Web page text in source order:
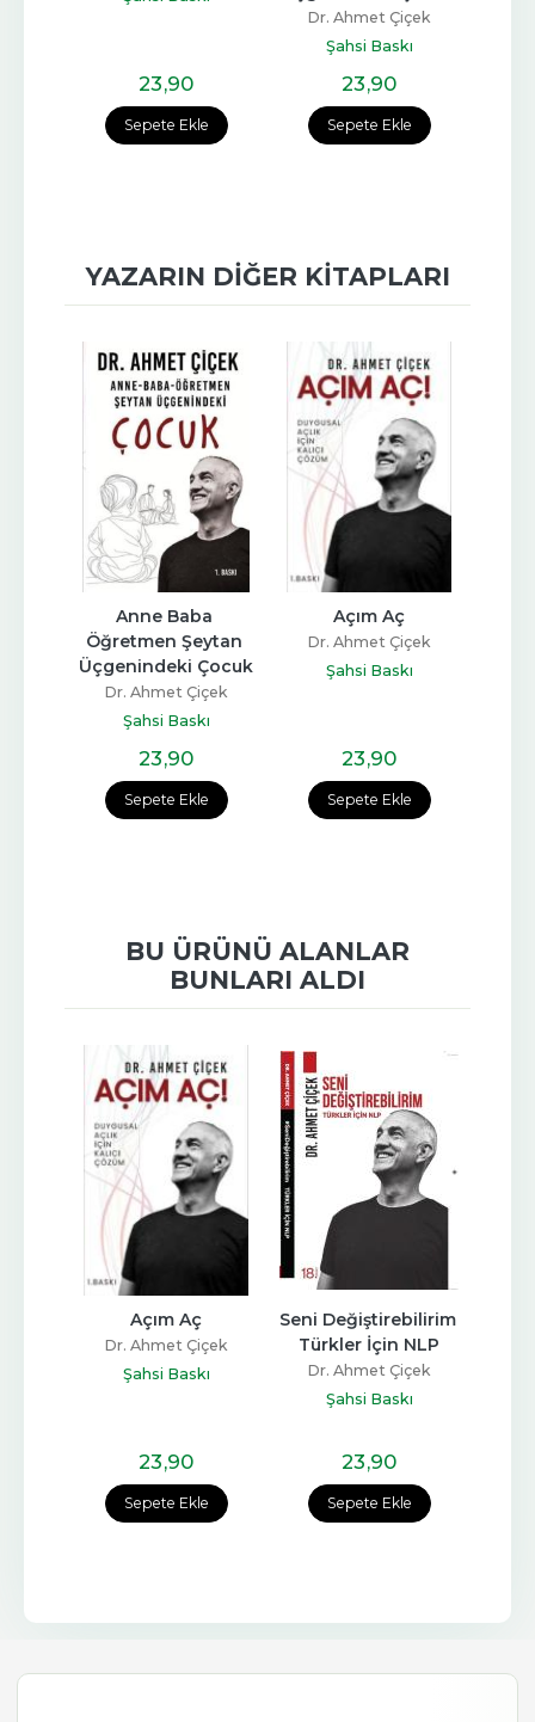
Sepete Ekle
23,90
Sepete Ekle
Dr. Ahmet Çiçek
Şahsi Baskı
23,90
YAZARIN DIĞER KITAPLARI
Sepete Ekle
Anne Baba
Öğretmen Şeytan
Üçgenindeki Çocuk
Dr. Ahmet Çiçek
Şahsi Baskı
23,90
Sepete Ekle
Açım Aç
Dr. Ahmet Çiçek
Şahsi Baskı
23,90
BU ÜRÜNÜ ALANLAR
BUNLARI ALDI
Sepete Ekle
Açım Aç
Dr. Ahmet Çiçek
Şahsi Baskı
23,90
Sepete Ekle
Seni Değiştirebilirim
Türkler İçin NLP
Dr. Ahmet Çiçek
Şahsi Baskı
23,90